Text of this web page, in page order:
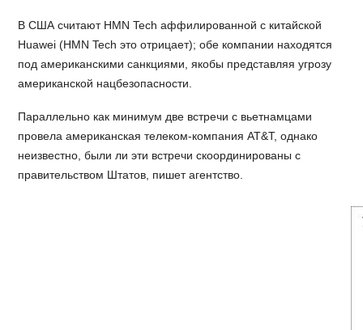
В США считают HMN Tech аффилированной с китайской
Huawei (HMN Tech это отрицает); обе компании находятся
под американскими санкциями, якобы представляя угрозу
американской нацбезопасности.
Параллельно как минимум две встречи с вьетнамцами
провела американская телеком-компания AT&T, однако
неизвестно, были ли эти встречи скоординированы с
правительством Штатов, пишет агентство.